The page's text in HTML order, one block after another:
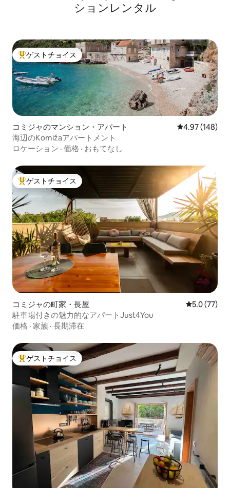
ションレンタル
大好評のゲストチョイスです。
ゲストチョイス
コミジャのマンション・アパート レビュー148
4.97 (148)
海辺のKomižaアパートメント
ロケーション · 価格 · おもてなし
大好評のゲストチョイスです。
ゲストチョイス
コミジャの町家・長屋 レビュー77
5.0 (77)
駐車場付きの魅力的なアパートJust4You
価格 · 家族 · 長期滞在
大好評のゲストチョイスです。
ゲストチョイス